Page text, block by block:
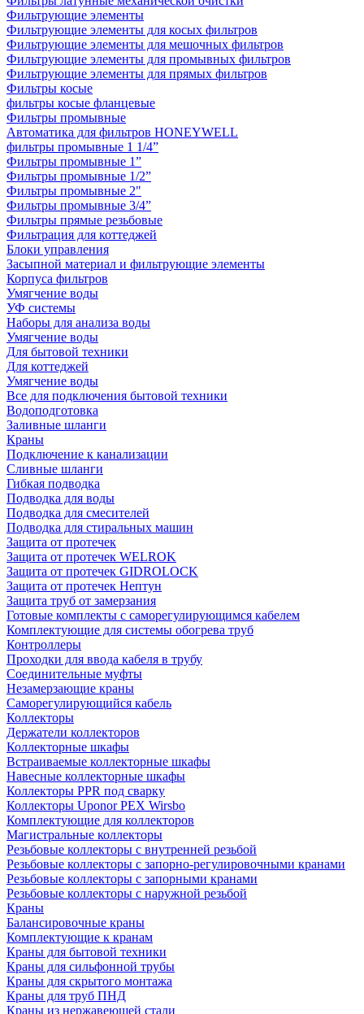
Фильтрующие элементы
Фильтрующие элементы для косых фильтров
Фильтрующие элементы для мешочных фильтров
Фильтрующие элементы для промывных фильтров
Фильтрующие элементы для прямых фильтров
Фильтры косые
фильтры косые фланцевые
Фильтры промывные
Автоматика для фильтров HONEYWELL
фильтры промывные 1 1/4”
Фильтры промывные 1”
Фильтры промывные 1/2”
Фильтры промывные 2"
Фильтры промывные 3/4”
Фильтры прямые резьбовые
Фильтрация для коттеджей
Блоки управления
Засыпной материал и фильтрующие элементы
Корпуса фильтров
Умягчение воды
УФ системы
Наборы для анализа воды
Умягчение воды
Для бытовой техники
Для коттеджей
Умягчение воды
Все для подключения бытовой техники
Водоподготовка
Заливные шланги
Краны
Подключение к канализации
Сливные шланги
Гибкая подводка
Подводка для воды
Подводка для смесителей
Подводка для стиральных машин
Защита от протечек
Защита от протечек WELROK
Защита от протечек GIDROLOCK
Защита от протечек Нептун
Защита труб от замерзания
Готовые комплекты с саморегулирующимся кабелем
Комплектующие для системы обогрева труб
Контроллеры
Проходки для ввода кабеля в трубу
Соединительные муфты
Незамерзающие краны
Саморегулирующийся кабель
Коллекторы
Держатели коллекторов
Коллекторные шкафы
Встраиваемые коллекторные шкафы
Навесные коллекторные шкафы
Коллекторы PPR под сварку
Коллекторы Uponor PEX Wirsbo
Комплектующие для коллекторов
Магистральные коллекторы
Резьбовые коллекторы с внутренней резьбой
Резьбовые коллекторы с запорно-регулировочными кранами
Резьбовые коллекторы с запорными кранами
Резьбовые коллекторы с наружной резьбой
Краны
Балансировочные краны
Комплектующие к кранам
Краны для бытовой техники
Краны для сильфонной трубы
Краны для скрытого монтажа
Краны для труб ПНД
Краны из нержавеющей стали